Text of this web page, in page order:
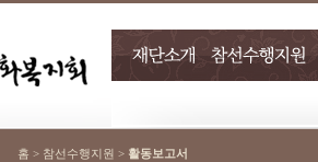
홈 > 참선수행지원 > 활동보고서